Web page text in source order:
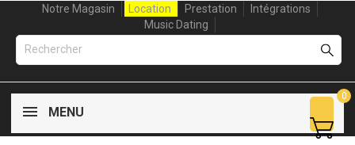
Notre Magasin Location Prestation
Intégrations
Music Dating
MENU
0